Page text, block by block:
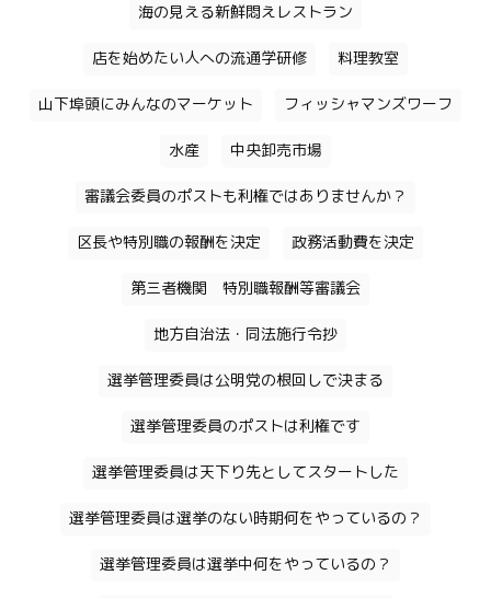
海の見える新鮮悶えレストラン
店を始めたい人への流通学研修 料理教室
山下埠頭にみんなのマーケット フィッシャマンズワーフ
水産 中央卸売市場
審議会委員のポストも利権ではありませんか？
区長や特別職の報酬を決定 政務活動費を決定
第三者機関 特別職報酬等審議会
地方自治法・同法施行令抄
選挙管理委員は公明党の根回しで決まる
選挙管理委員のポストは利権です
選挙管理委員は天下り先としてスタートした
選挙管理委員は選挙のない時期何をやっているの？
選挙管理委員は選挙中何をやっているの？